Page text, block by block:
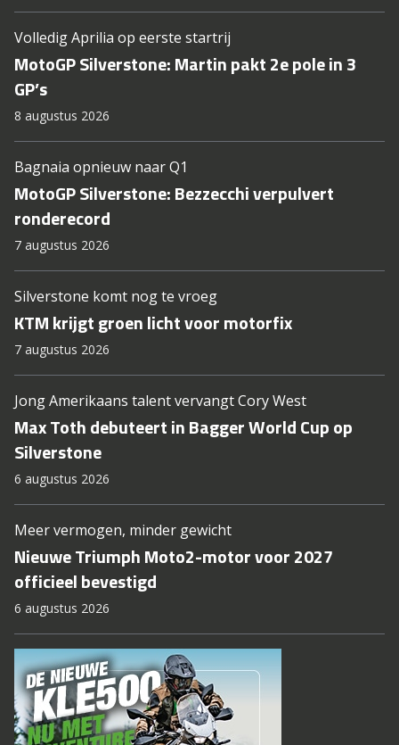
Volledig Aprilia op eerste startrij
MotoGP Silverstone: Martin pakt 2e pole in 3
GP’s
8 augustus 2026
Bagnaia opnieuw naar Q1
MotoGP Silverstone: Bezzecchi verpulvert
ronderecord
7 augustus 2026
Silverstone komt nog te vroeg
KTM krijgt groen licht voor motorfix
7 augustus 2026
Jong Amerikaans talent vervangt Cory West
Max Toth debuteert in Bagger World Cup op
Silverstone
6 augustus 2026
Meer vermogen, minder gewicht
Nieuwe Triumph Moto2-motor voor 2027
officieel bevestigd
6 augustus 2026